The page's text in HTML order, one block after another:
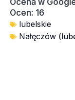
Ocena w
Ocen: 16
lubelskie
Nałęczów